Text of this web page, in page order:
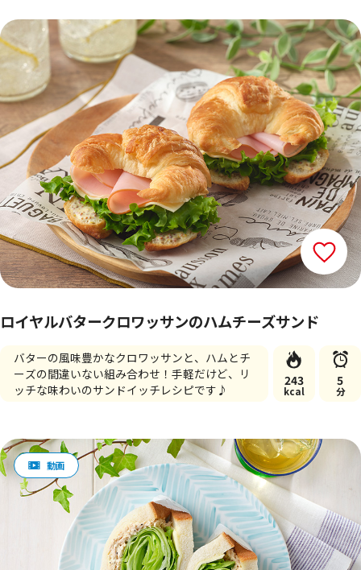
ロイヤルバタークロワッサンのハムチーズサンド
バターの風味豊かなクロワッサンと、ハムとチ
ーズの間違いない組み合わせ！手軽だけど、リ
ッチな味わいのサンドイッチレシピです♪
243
kcal
5
分